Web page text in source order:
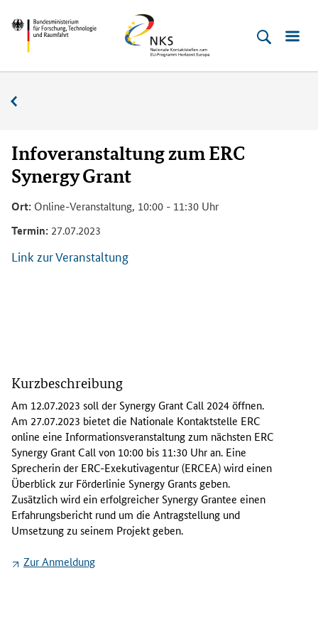
zum
Inhalt
(Eingabetaste)
zum
Hauptmenu
(Eingabetaste)
zur
Suche
(Eingabetaste)
zur
Fußleiste
(Enter)
Bundesministerium
Technologie
Raumfahrt
Horizont
Europa
Infoveranstaltung zum ERC
Synergy Grant
Ort: Online-Veranstaltung, 10:00 - 11:30 Uhr
Termin: 27.07.2023
Link zur Veranstaltung
2
7
.
0
7
.
2
0
2
3
i
Kurzbeschreibung
Am 12.07.2023 soll derSynergy Grant Call 2024 öffnen.
Am 27.07.2023 bietet die Nationale Kontaktstelle ERC
online eine Informationsveranstaltung zum nächsten ERC
Synergy Grant Call von 10:00 bis 11:30 Uhr an. Eine
Sprecherin der ERC-Exekutivagentur (ERCEA) wird einen
Überblick zur Förderlinie Synergy Grants geben.
Zusätzlich wird ein erfolgreicherSynergy Grantee einen
Erfahrungsbericht rund um die Antragstellung und
Umsetzung zu seinem Projekt geben.
Zur Anmeldung